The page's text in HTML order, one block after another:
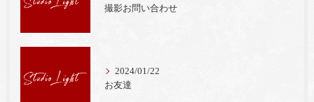
撮影お問い合わせ
2024/01/22
お友達